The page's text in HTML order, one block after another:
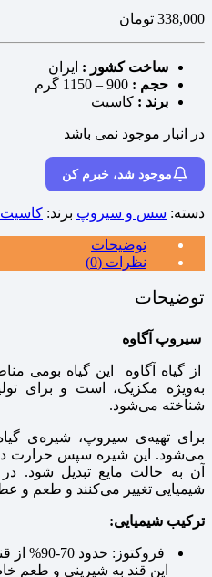
338,000 تومان
ساخت کشور : ایران
حجم :
برند : کاسیت
در انبار موجود نمی باشد
موجود شد، خبرم کن
دسته: سس و سیروپ برند: کاسیت
توضیحات
نظرات (0)
توضیحات
سیروپ آگاوه
از گیاه آگاوه این گیاه بومی
به‌ویژه مکزیک، است و برای
شناخته می‌شود.
برای تهیه‌ی سیروپ، شیره‌ی
می‌شود. این شیره سپس حرارت
آن به حالت مایع تبدیل شود.
شیمیایی تغییر می‌کنند و طعم و
ترکیب شیمیایی:
فروکتوز:
این قند به شیرینی و